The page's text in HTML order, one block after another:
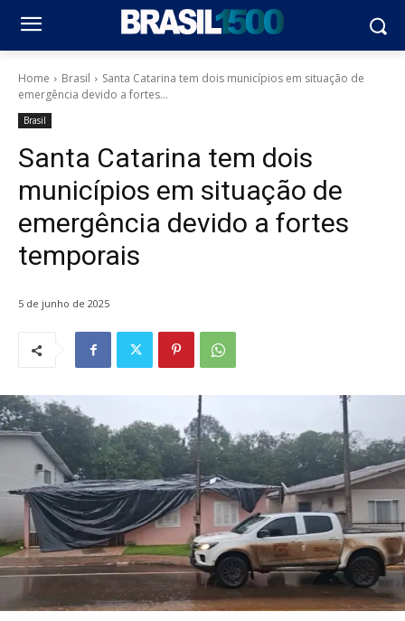
Home Brasil
Santa Catarina tem dois municípios em situação de
emergência devido a fortes...
Brasil
Santa Catarina tem dois
municípios em situação de
emergência devido a fortes
temporais
5 de junho de 2025